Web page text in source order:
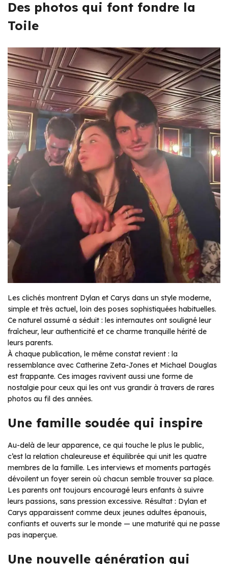
Des photos qui font fondre la
Toile
Les clichés montrent Dylan et Carys dans un style moderne,
simple et très actuel, loin des poses sophistiquées habituelles.
Ce naturel assumé a séduit : les internautes ont souligné leur
fraîcheur, leur authenticité et ce charme tranquille hérité de
leurs parents.
À chaque publication, le même constat revient : la
ressemblance avec Catherine Zeta-Jones et Michael Douglas
est frappante. Ces images ravivent aussi une forme de
nostalgie pour ceux qui les ont vus grandir à travers de rares
photos au fil des années.
Une famille soudée qui inspire
Au-delà de leur apparence, ce qui touche le plus le public,
c’est la relation chaleureuse et équilibrée qui unit les quatre
membres de la famille. Les interviews et moments partagés
dévoilent un foyer serein où chacun semble trouver sa place.
Les parents ont toujours encouragé leurs enfants à suivre
leurs passions, sans pression excessive. Résultat : Dylan et
Carys apparaissent comme deux jeunes adultes épanouis,
confiants et ouverts sur le monde — une maturité qui ne passe
pas inaperçue.
Une nouvelle génération qui